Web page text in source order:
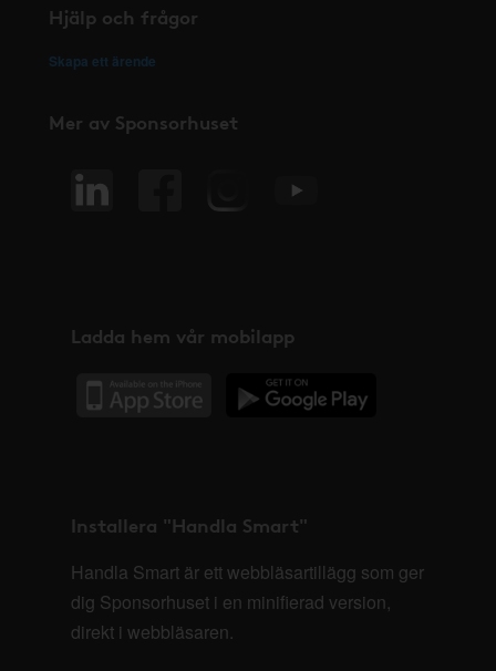
Hjälp och frågor
Skapa ett ärende
Mer av Sponsorhuset
Ladda hem vår mobilapp
Installera "Handla Smart"
Handla Smart är ett webbläsartillägg som ger
dig Sponsorhuset i en minifierad version,
direkt i webbläsaren.